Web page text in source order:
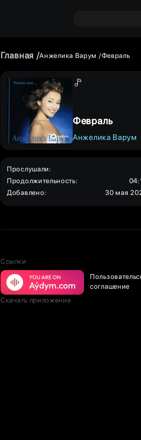
Главная Анжелика Варум Февраль
Февраль
Анжелика Варум
Прослушали:
Продолжительность:
Добавлено: 30 мая
Ссылки
соглашение
Скачать приложение